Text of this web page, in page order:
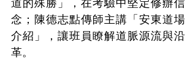
念；陳德志點傳師主講「安東道場
介紹」，讓班員瞭解道脈源流與沿
革。